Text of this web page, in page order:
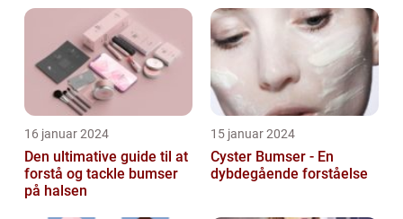
16 januar 2024
Den ultimative guide til at
forstå og tackle bumser
på halsen
15 januar 2024
Cyster Bumser - En
dybdegående forståelse